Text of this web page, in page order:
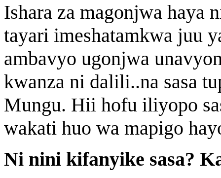
Ishara za magonjwa haya
tayari imeshatamkwa juu
ambavyo ugonjwa
kwanza ni dalili..na sasa
Mungu. Hii hofu iliyopo
wakati huo wa mapigo
Ni nini kifanyike sasa?